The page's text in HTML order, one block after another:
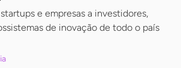
e empresas a investidores,
de inovação de todo o país